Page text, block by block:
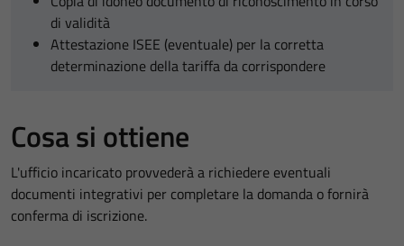
di validità
Attestazione ISEE (eventuale) per la corretta
determinazione della tariffa da corrispondere
Cosa si ottiene
L'ufficio incaricato provvederà a richiedere eventuali
documenti integrativi per completare la domanda o fornirà
conferma di iscrizione.